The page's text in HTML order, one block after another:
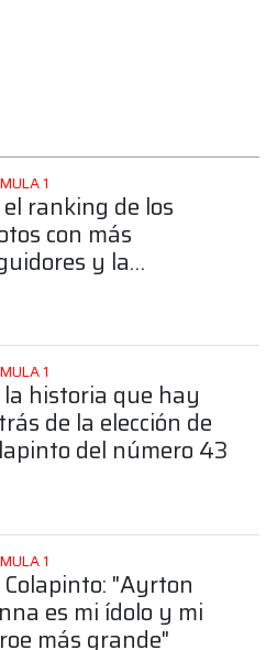
1
el ranking de los
con más
y la
1
la historia que hay
de la elección de
del número 43
1
Colapinto: "Ayrton
es mi ídolo y mi
más grande"